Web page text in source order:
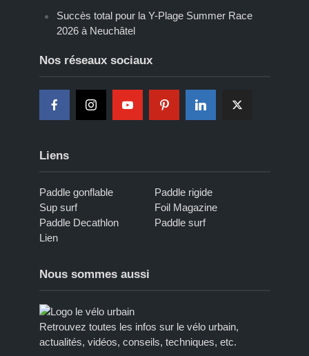
Succès total pour la Y-Plage Summer Race
2026 à Neuchâtel
Nos réseaux sociaux
Liens
Paddle gonflable
Paddle rigide
Sup surf
Foil Magazine
Paddle Decathlon
Paddle surf
Lien
Nous sommes aussi
Retrouvez toutes les infos sur le vélo urbain,
actualités, vidéos, conseils, techniques, etc.